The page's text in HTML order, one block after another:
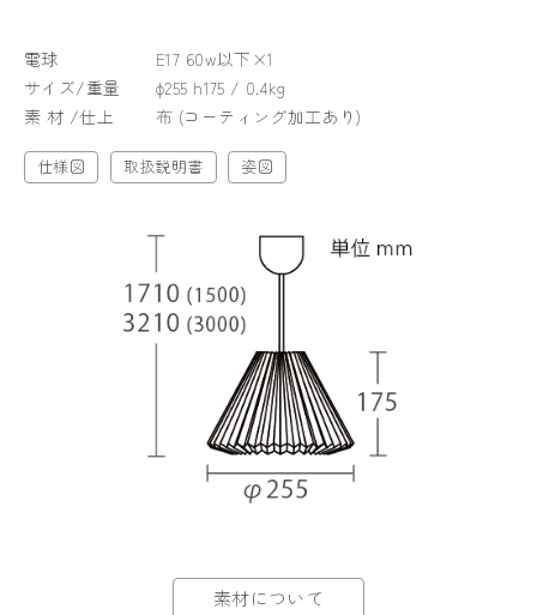
電球
E17 60w以下×1
サイズ/重量
φ255 h175 / 0.4kg
素 材 /仕上
布 (コーティング加工あり)
仕様図 取扱説明書 姿図
素材について